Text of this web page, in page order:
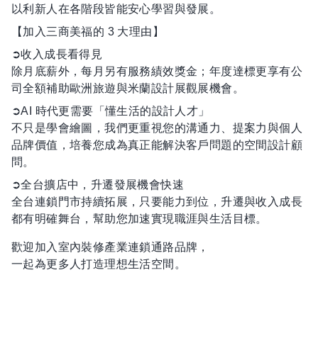
以利新人在各階段皆能安心學習與發展。
【加入三商美福的 3 大理由】
➲收入成長看得見
除月底薪外，每月另有服務績效獎金；年度達標更享有公
司全額補助歐洲旅遊與米蘭設計展觀展機會。
➲AI 時代更需要「懂生活的設計人才」
不只是學會繪圖，我們更重視您的溝通力、提案力與個人
品牌價值，培養您成為真正能解決客戶問題的空間設計顧
問。
➲全台擴店中，升遷發展機會快速
全台連鎖門市持續拓展，只要能力到位，升遷與收入成長
都有明確舞台，幫助您加速實現職涯與生活目標。
歡迎加入室內裝修產業連鎖通路品牌，
一起為更多人打造理想生活空間。